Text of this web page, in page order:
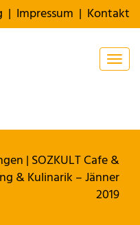
| Impressum | Kontakt
| SOZKULT Cafe &
& Kulinarik – Jänner
2019